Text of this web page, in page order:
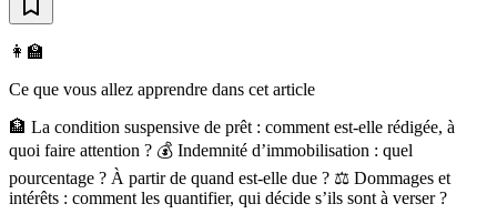
👩‍🏫
Ce que vous allez apprendre dans cet article
🏦 La condition suspensive de prêt : comment est-elle rédigée, à
quoi faire attention ? 💰 Indemnité d’immobilisation : quel
pourcentage ? À partir de quand est-elle due ? ⚖️ Dommages et
intérêts : comment les quantifier, qui décide s’ils sont à verser ?